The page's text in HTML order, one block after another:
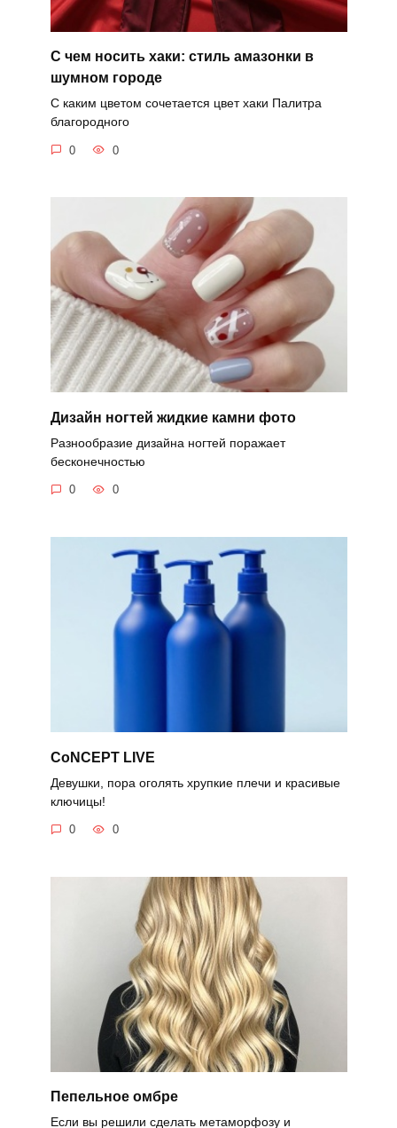
С чем носить хаки: стиль амазонки в
шумном городе
С каким цветом сочетается цвет хаки Палитра
благородного
0 0
Дизайн ногтей жидкие камни фото
Разнообразие дизайна ногтей поражает
бесконечностью
0 0
CoNCEPT LIVE
Девушки, пора оголять хрупкие плечи и красивые
ключицы!
0 0
Пепельное омбре
Если вы решили сделать метаморфозу и